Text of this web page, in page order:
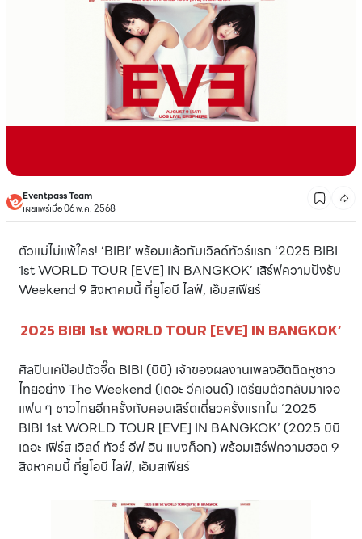
Eventpass Team
เผยแพร่เมื่อ 06 พ.ค. 2568
ตัวแม่ไม่แพ้ใคร! ‘BIBI’ พร้อมแล้วกับเวิลด์ทัวร์แรก ‘2025 BIBI
1st WORLD TOUR [EVE] IN BANGKOK’ เสิร์ฟความปังรับ
Weekend 9 สิงหาคมนี้ ที่ยูโอบี ไลฟ์, เอ็มสเฟียร์
2025 BIBI 1st WORLD TOUR [EVE] IN BANGKOK’
ศิลปินเคป๊อปตัวจี๊ด BIBI (บิบิ) เจ้าของผลงานเพลงฮิตติดหูชาว
ไทยอย่าง The Weekend (เดอะ วีคเอนด์) เตรียมตัวกลับมาเจอ
แฟน ๆ ชาวไทยอีกครั้งกับคอนเสิร์ตเดี่ยวครั้งแรกใน ‘2025
BIBI 1st WORLD TOUR [EVE] IN BANGKOK’ (2025 บิบิ
เดอะ เฟิร์ส เวิลด์ ทัวร์ อีฟ อิน แบงค็อก) พร้อมเสิร์ฟความฮอต 9
สิงหาคมนี้ ที่ยูโอบี ไลฟ์, เอ็มสเฟียร์